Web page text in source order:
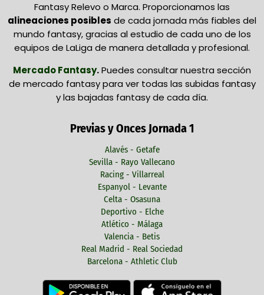
Fantasy Relevo o Marca. Proporcionamos las
alineaciones posibles de cada jornada más fiables del
mundo fantasy, gracias al estudio de cada uno de los
equipos de LaLiga de manera detallada y profesional.
Mercado Fantasy.Puedes consultar nuestra sección
de mercado fantasy para ver todas las subidas fantasy
y las bajadas fantasy de cada día.
Previas y Onces Jornada 1
Alavés - Getafe
Sevilla - Rayo Vallecano
Racing - Villarreal
Espanyol - Levante
Celta - Osasuna
Deportivo - Elche
Atlético - Málaga
Valencia - Betis
Real Madrid - Real Sociedad
Barcelona - Athletic Club